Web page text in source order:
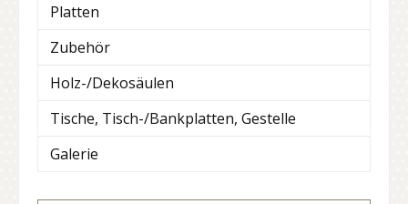
Platten
Zubehör
Holz-/Dekosäulen
Tische, Tisch-/Bankplatten, Gestelle
Galerie